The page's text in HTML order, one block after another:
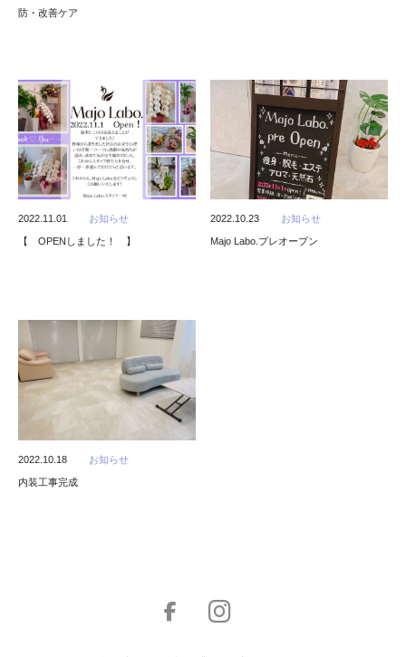
防・改善ケア
2022.11.01 お知らせ
【 OPENしました！ 】
2022.10.23 お知らせ
Majo Labo.プレオープン
2022.10.18 お知らせ
内装工事完成